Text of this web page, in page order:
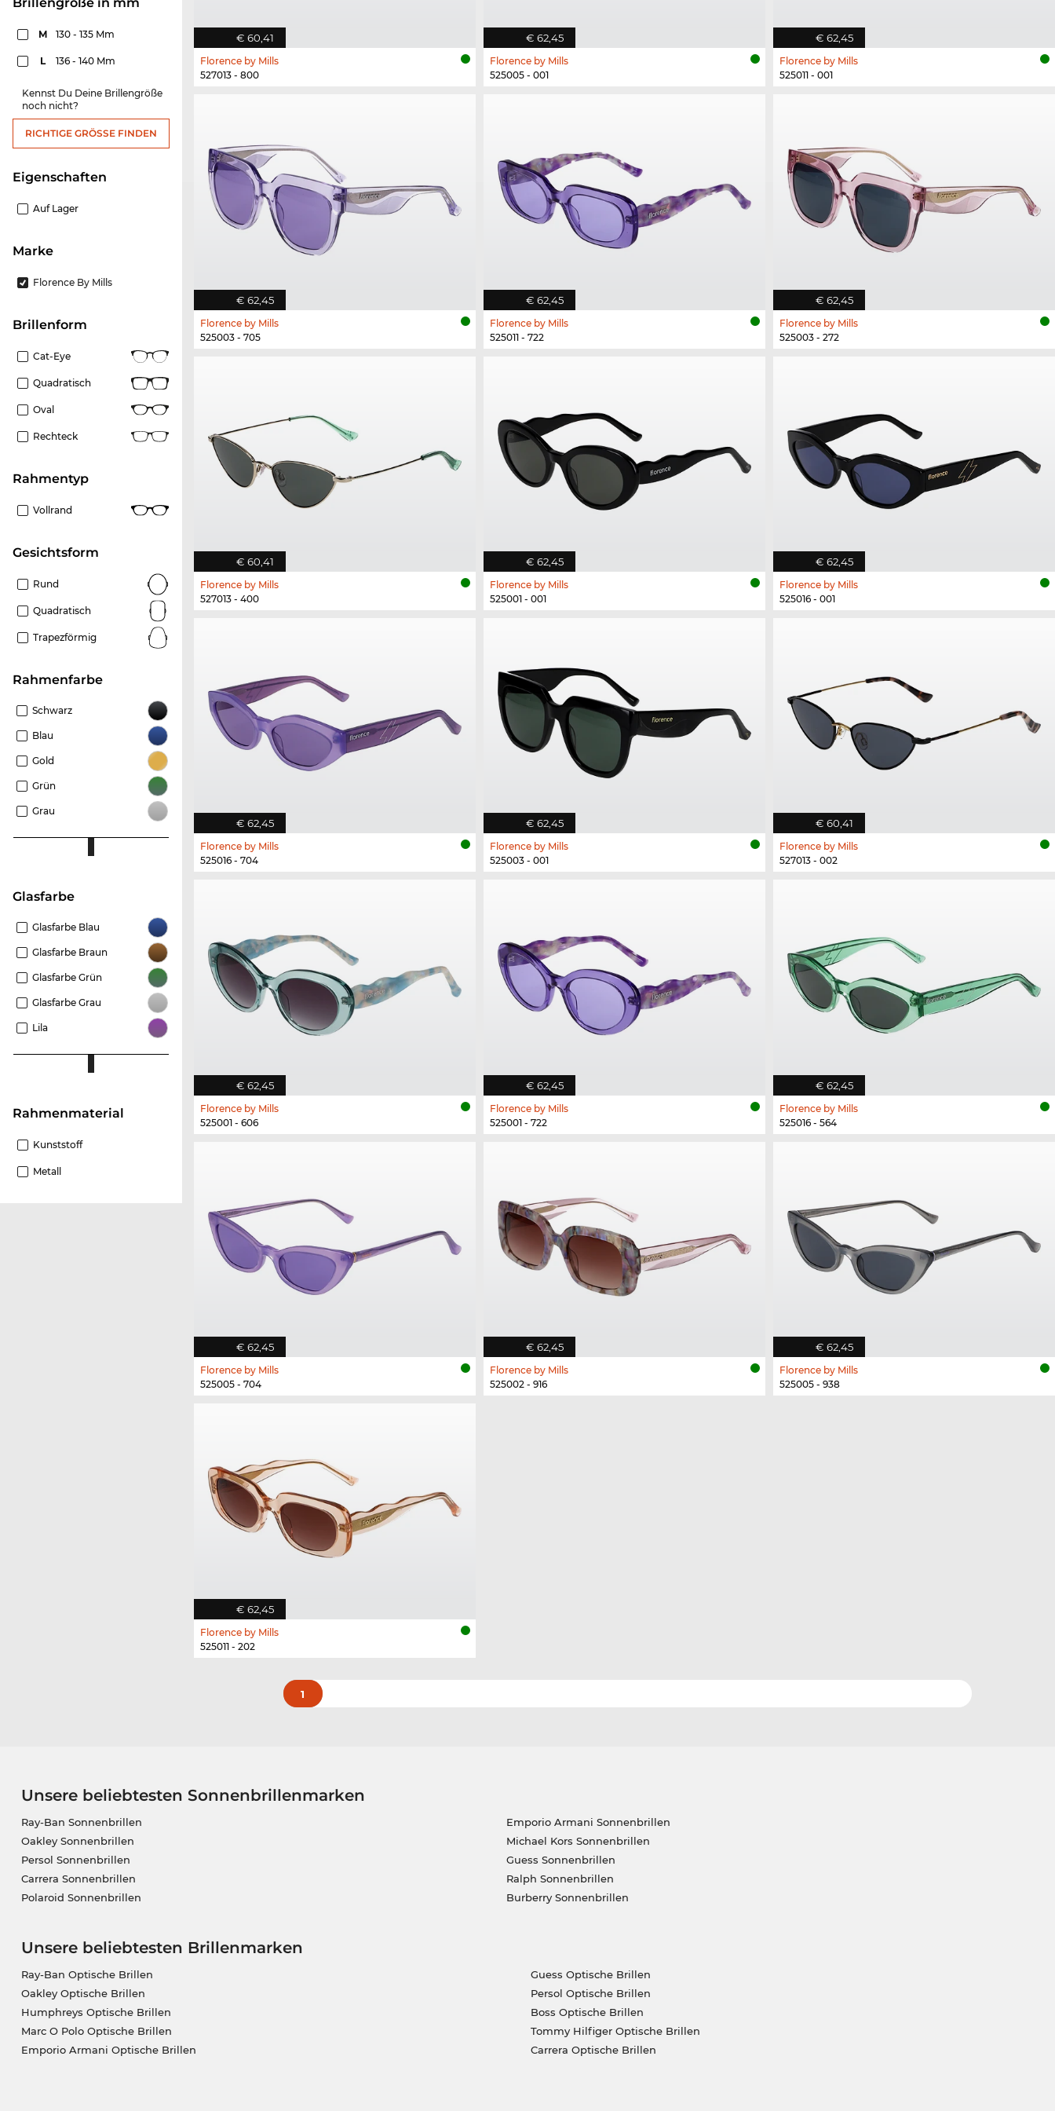
M 130 - 135 Mm
L 136 - 140 Mm
Kennst Du Deine Brillengröße
noch nicht?
RICHTIGE GRÖSSE FINDEN
Eigenschaften
Auf Lager
Marke
Florence By Mills
Brillenform
Cat-Eye
Quadratisch
Oval
Rechteck
Rahmentyp
Vollrand
Gesichtsform
Rund
Quadratisch
Trapezförmig
Rahmenfarbe
Schwarz
Blau
Gold
Grün
Grau
Glasfarbe
Glasfarbe Blau
Glasfarbe Braun
Glasfarbe Grün
Glasfarbe Grau
Lila
Rahmenmaterial
Kunststoff
Metall
€ 60,41
Florence by Mills
527013 - 800
€ 62,45
Florence by Mills
525005 - 001
€ 62,45
Florence by Mills
525011 - 001
€ 62,45
Florence by Mills
525003 - 705
€ 62,45
Florence by Mills
525011 - 722
€ 62,45
Florence by Mills
525003 - 272
€ 60,41
Florence by Mills
527013 - 400
€ 62,45
Florence by Mills
525001 - 001
€ 62,45
Florence by Mills
525016 - 001
€ 62,45
Florence by Mills
525016 - 704
€ 62,45
Florence by Mills
525003 - 001
€ 60,41
Florence by Mills
527013 - 002
€ 62,45
Florence by Mills
525001 - 606
€ 62,45
Florence by Mills
525001 - 722
€ 62,45
Florence by Mills
525016 - 564
€ 62,45
Florence by Mills
525005 - 704
€ 62,45
Florence by Mills
525002 - 916
€ 62,45
Florence by Mills
525005 - 938
€ 62,45
Florence by Mills
525011 - 202
1
Unsere beliebtesten Sonnenbrillenmarken
Ray-Ban Sonnenbrillen
Oakley Sonnenbrillen
Persol Sonnenbrillen
Carrera Sonnenbrillen
Polaroid Sonnenbrillen
Emporio Armani Sonnenbrillen
Michael Kors Sonnenbrillen
Guess Sonnenbrillen
Ralph Sonnenbrillen
Burberry Sonnenbrillen
Unsere beliebtesten Brillenmarken
Ray-Ban Optische Brillen
Oakley Optische Brillen
Humphreys Optische Brillen
Marc O Polo Optische Brillen
Emporio Armani Optische Brillen
Guess Optische Brillen
Persol Optische Brillen
Boss Optische Brillen
Tommy Hilfiger Optische Brillen
Carrera Optische Brillen